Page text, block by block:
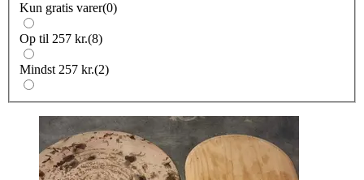
Kun gratis varer(0)
Op til 257 kr.(8)
Mindst 257 kr.(2)